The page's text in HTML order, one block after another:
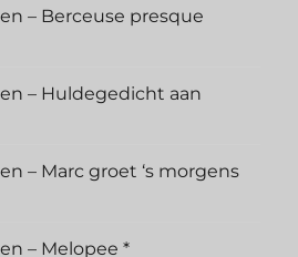
– Berceuse presque
– Huldegedicht aan
– Marc groet ‘s morgens
– Melopee *